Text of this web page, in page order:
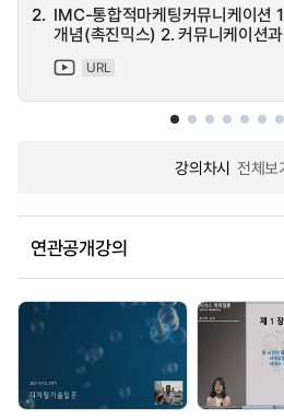
2. IMC-통합적마케팅커뮤니케이션
개념(촉진믹스) 2. 커뮤니케이션
URL
강의차시 전체보
연관공개강의